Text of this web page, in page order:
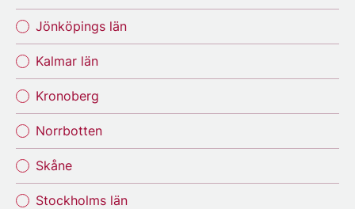
Jönköpings län
Kalmar län
Kronoberg
Norrbotten
Skåne
Stockholms län